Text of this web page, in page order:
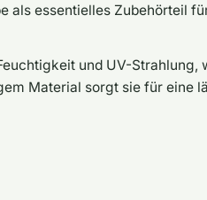
als essentielles Zubehörteil
und UV-Strahlung,
Material sorgt sie für eine